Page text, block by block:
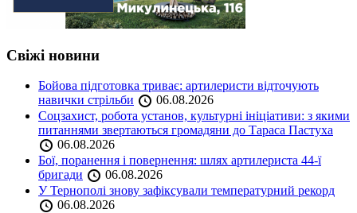
Свіжі новини
Бойова підготовка триває: артилеристи відточують
навички стрільби
06.08.2026
Соцзахист, робота установ, культурні ініціативи: з якими
питаннями звертаються громадяни до Тараса Пастуха
06.08.2026
Бої, поранення і повернення: шлях артилериста 44-ї
бригади
06.08.2026
У Тернополі знову зафіксували температурний рекорд
06.08.2026